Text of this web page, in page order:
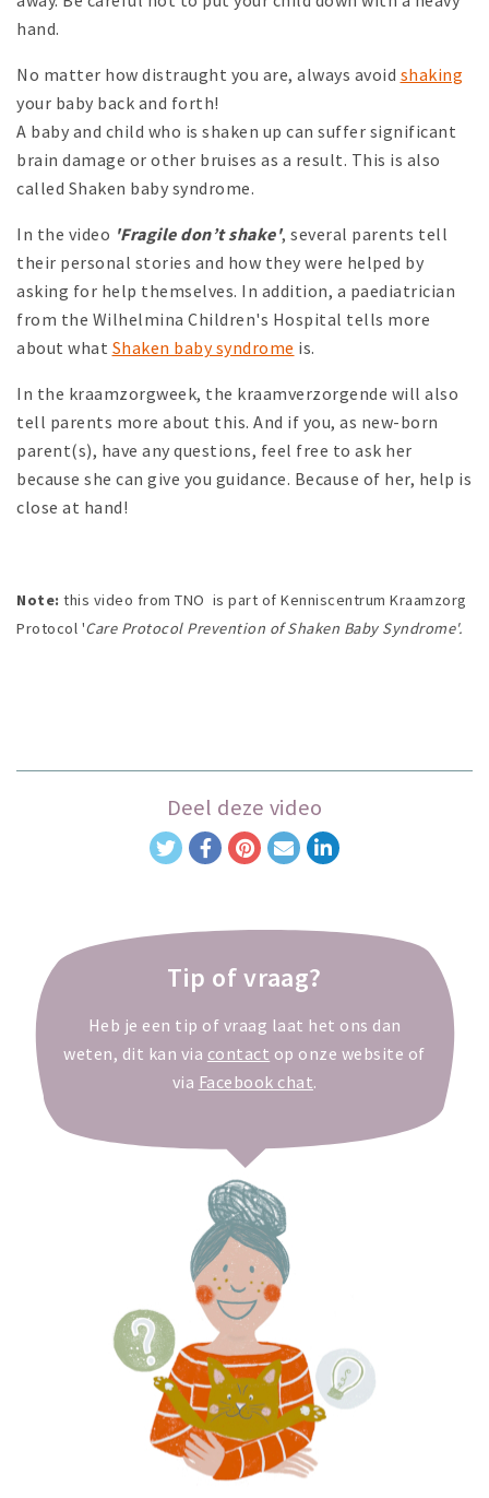
hand.
No matter how distraught you are, always avoid shaking
your baby back and forth!
A baby and child who is shaken up can suffer significant
brain damage or other bruises as a result. This is also
called Shaken baby syndrome.
In the video 'Fragile don’t shake', several parents tell
their personal stories and how they were helped by
asking for help themselves. In addition, a paediatrician
from the Wilhelmina Children's Hospital tells more
about what Shaken baby syndrome is.
In the kraamzorgweek, the kraamverzorgende will also
tell parents more about this. And if you, as new-born
parent(s), have any questions, feel free to ask her
because she can give you guidance. Because of her, help is
close at hand!
Note: this video from TNO is part of Kenniscentrum Kraamzorg
Protocol 'Care Protocol Prevention of Shaken Baby Syndrome'.
Deel deze video
Tip of vraag?
Heb je een tip of vraag laat het ons dan
weten, dit kan via contact op onze website of
via Facebook chat.